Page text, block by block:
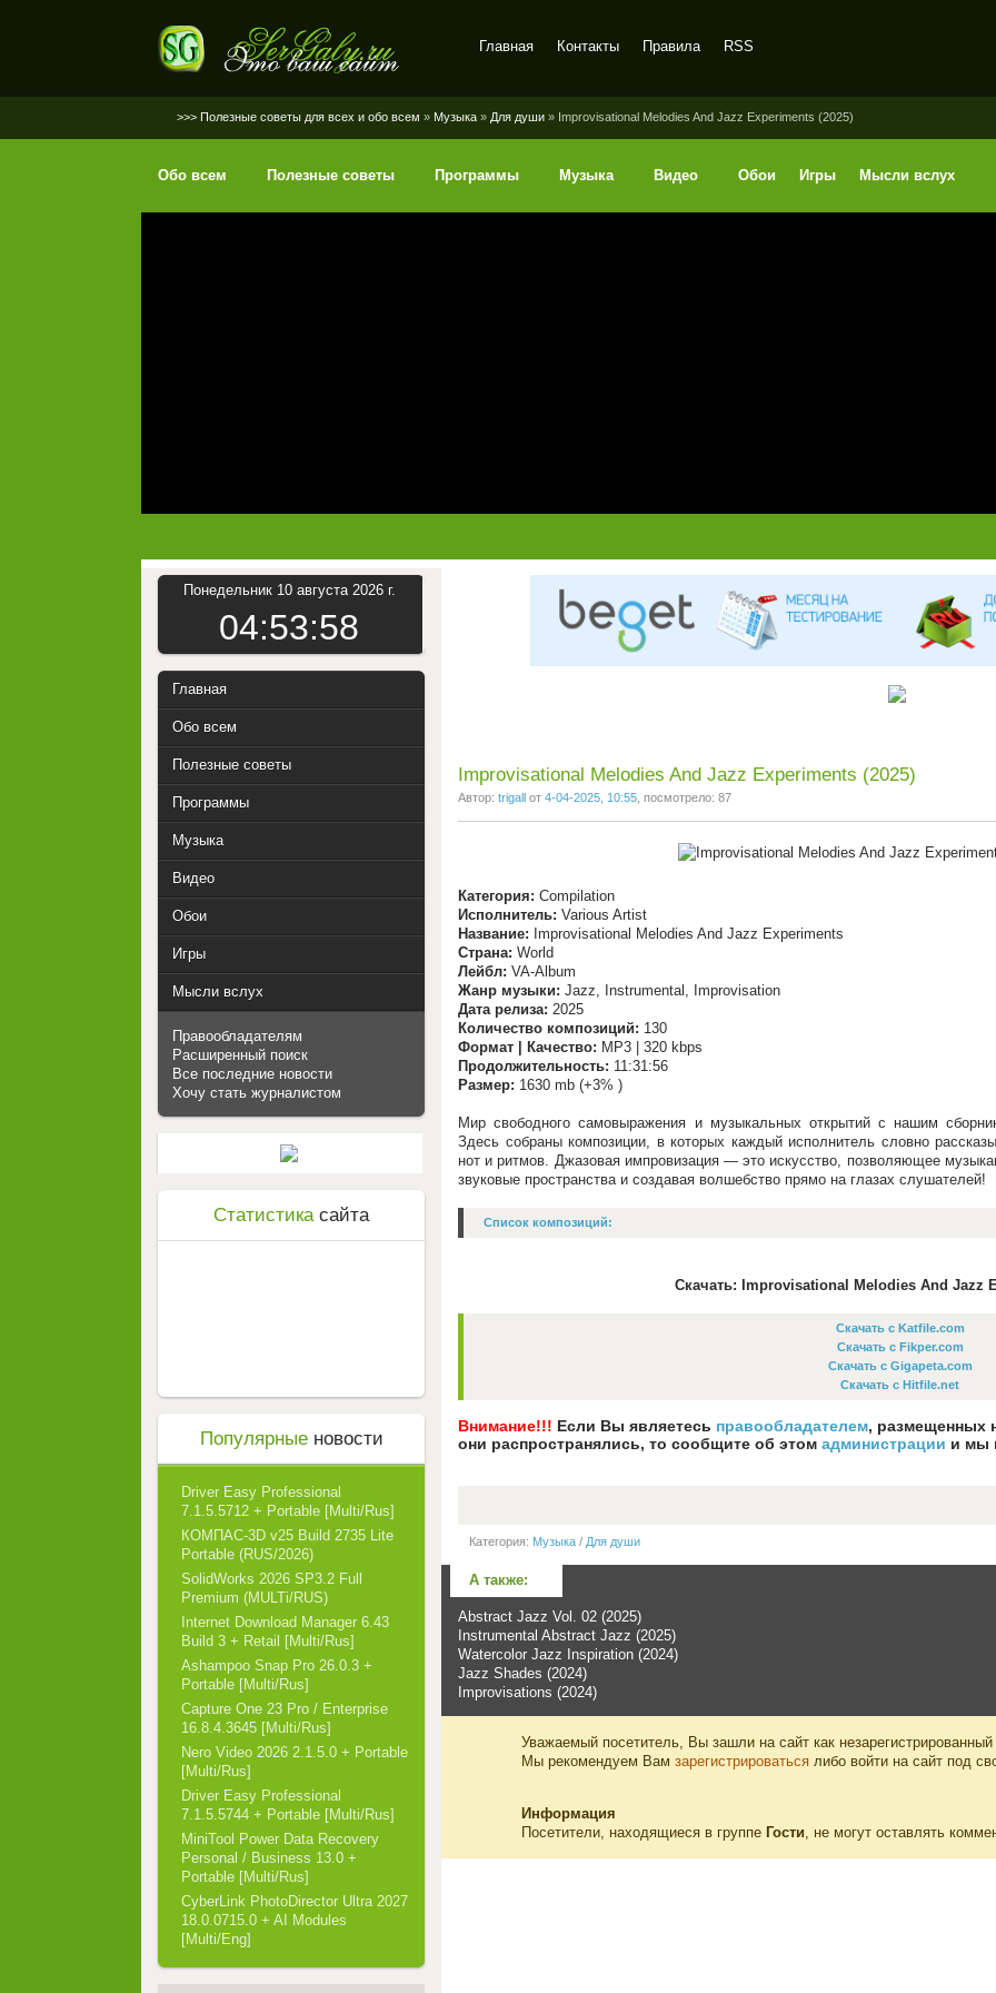
Главная Контакты Правила RSS
>>> Полезные советы для всех и обо всем » Музыка » Для души » Improvisational Melodies And Jazz Experiments (2025)
Обо всем Полезные советы Программы Музыка Видео Обои Игры Мысли вслух
Improvisational Melodies And Jazz Experiments (2025)
Автор: trigall от 4-04-2025, 10:55 , посмотрело: 87
Категория: Compilation
Исполнитель: Various Artist
Название: Improvisational Melodies And Jazz Experiments
Страна: World
Лейбл: VA-Album
Жанр музыки: Jazz, Instrumental, Improvisation
Дата релиза: 2025
Количество композиций: 130
Формат | Качество: MP3 | 320 kbps
Продолжительность: 11:31:56
Размер: 1630 mb (+3% )
Мир свободного самовыражения и музыкальных открытий с нашим
Здесь собраны композиции, в которых каждый исполнитель словно
нот и ритмов. Джазовая импровизация — это искусство, позволяющее
звуковые пространства и создавая волшебство прямо на глазах слушателей!
Список композиций:
Скачать: Improvisational Melodies And Jazz
Скачать с Katfile.com
Скачать с Fikper.com
Скачать с Gigapeta.com
Скачать с Hitfile.net
Внимание!!! Если Вы являетесь правообладателем, размещенных
они распространялись, то сообщите об этом администрации и мы
Категория: Музыка / Для души
А также:
Abstract Jazz Vol. 02 (2025)
Instrumental Abstract Jazz (2025)
Watercolor Jazz Inspiration (2024)
Jazz Shades (2024)
Improvisations (2024)
Уважаемый посетитель, Вы зашли на сайт как
Мы рекомендуем Вам зарегистрироваться либо войти на сайт под
Информация
Посетители, находящиеся в группе Гости, не могут оставлять
Понедельник 10 августа 2026 г.
04:53:59
Главная
Обо всем
Полезные советы
Программы
Музыка
Видео
Обои
Игры
Мысли вслух
Правообладателям
Расширенный поиск
Все последние новости
Хочу стать журналистом
Статистикасайта
Популярныеновости
Driver Easy Professional
7.1.5.5712 + Portable [Multi/Rus]
КОМПАС-3D v25 Build 2735 Lite
Portable (RUS/2026)
SolidWorks 2026 SP3.2 Full
Premium (MULTi/RUS)
Internet Download Manager 6.43
Build 3 + Retail [Multi/Rus]
Ashampoo Snap Pro 26.0.3 +
Portable [Multi/Rus]
Capture One 23 Pro / Enterprise
16.8.4.3645 [Multi/Rus]
Nero Video 2026 2.1.5.0 + Portable
[Multi/Rus]
Driver Easy Professional
7.1.5.5744 + Portable [Multi/Rus]
MiniTool Power Data Recovery
Personal / Business 13.0 +
Portable [Multi/Rus]
CyberLink PhotoDirector Ultra 2027
18.0.0715.0 + AI Modules
[Multi/Eng]